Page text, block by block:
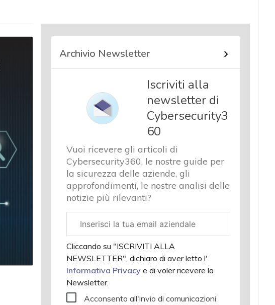
Corsi cybersecurity
Chi siamo
Archivio Newsletter
Iscriviti alla
newsletter di
Cybersecurity3
60
Vuoi ricevere gli articoli di
Cybersecurity360, le nostre guide per
la sicurezza delle aziende, gli
approfondimenti, le nostre analisi delle
notizie più rilevanti?
aziendale
Cliccando su "ISCRIVITI ALLA
NEWSLETTER", dichiaro di aver letto l'
Informativa Privacy e di voler ricevere la
Newsletter.
Acconsento all'invio di comunicazioni